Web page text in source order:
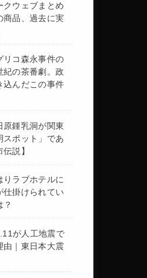
クウェブまとめ
商品、過去に実
リコ森永事件の
紀の茶番劇。政
込んだこの事件
原鍾乳洞が関東
スポット」であ
説】
りラブホテルに
仕掛けられてい
？
が人工地震で
由｜東日本大震